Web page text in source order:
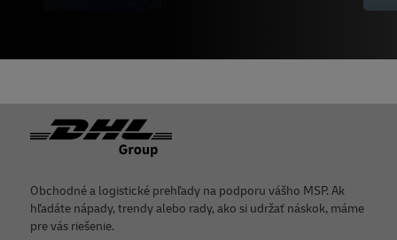
Obchodné a logistické prehľady na podporu vášho MSP. Ak
hľadáte nápady, trendy alebo rady, ako si udržať náskok, máme
pre vás riešenie.